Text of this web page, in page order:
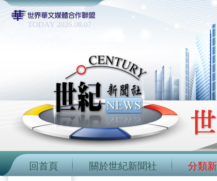
TODAY 2026.08.07
回首頁 關於世紀新聞社 分類